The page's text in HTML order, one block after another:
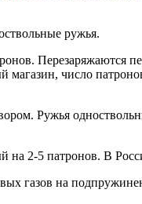
ружья.
Перезаряжаются
число
Ружья
на 2-5 патронов. В
газов на